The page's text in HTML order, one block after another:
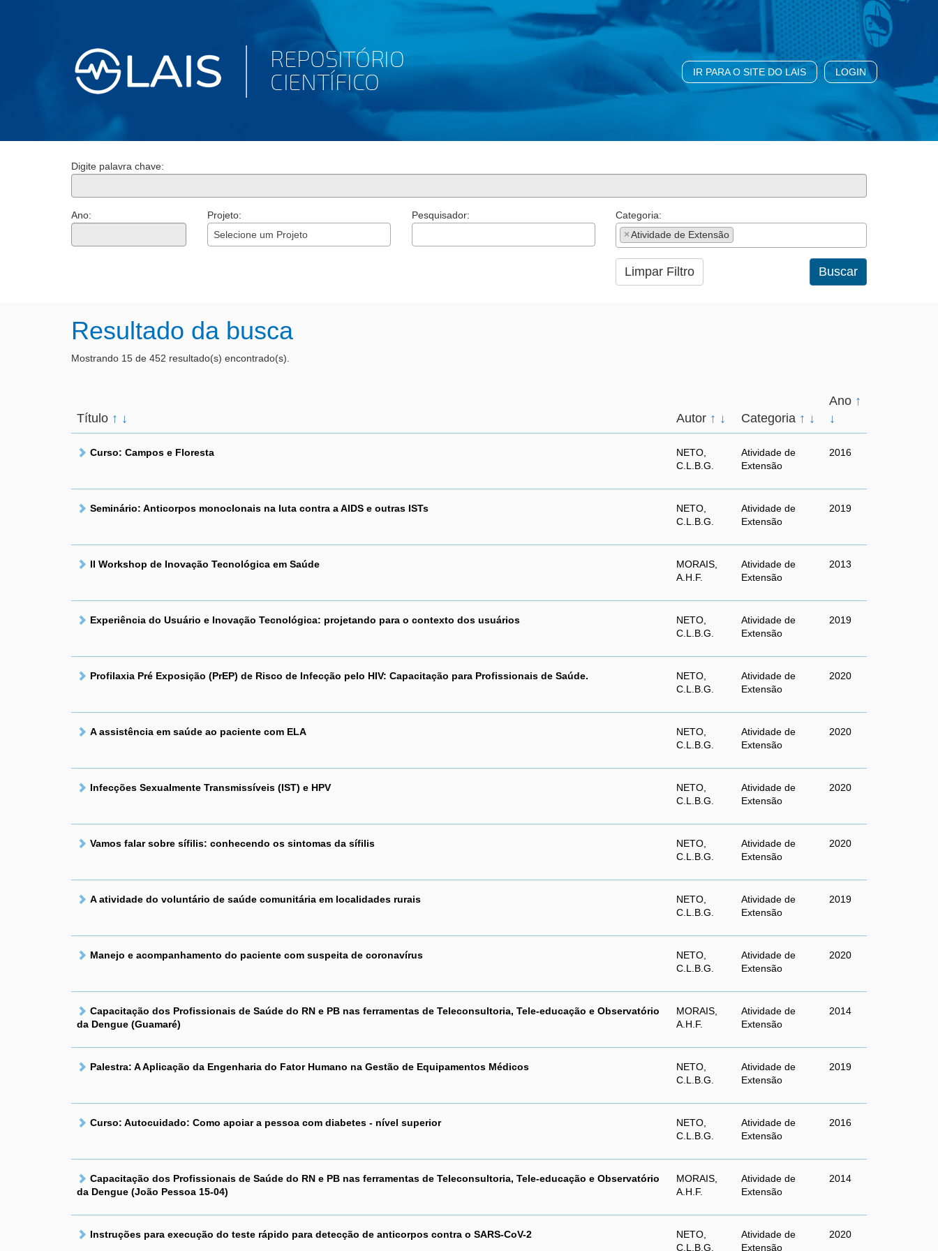
IR PARA O SITE DO LAIS LOGIN
Digite palavra chave:
Ano:
Projeto:
Selecione um Projeto
Pesquisador:
Categoria:
×Atividade de Extensão
Limpar Filtro Buscar
Resultado da busca
Mostrando 15 de 452 resultado(s) encontrado(s).
Título ↑ ↓ Autor ↑ ↓ Categoria ↑ ↓
Ano ↑
↓
Curso: Campos e Floresta
NETO,
C.L.B.G.
Atividade de
Extensão
2016
Seminário: Anticorpos monoclonais na luta contra a AIDS e outras ISTs
NETO,
C.L.B.G.
Atividade de
Extensão
2019
II Workshop de Inovação Tecnológica em Saúde
MORAIS,
A.H.F.
Atividade de
Extensão
2013
Experiência do Usuário e Inovação Tecnológica: projetando para o contexto dos usuários
NETO,
C.L.B.G.
Atividade de
Extensão
2019
Profilaxia Pré Exposição (PrEP) de Risco de Infecção pelo HIV: Capacitação para Profissionais de Saúde.
NETO,
C.L.B.G.
Atividade de
Extensão
2020
A assistência em saúde ao paciente com ELA
NETO,
C.L.B.G.
Atividade de
Extensão
2020
Infecções Sexualmente Transmissíveis (IST) e HPV
NETO,
C.L.B.G.
Atividade de
Extensão
2020
Vamos falar sobre sífilis: conhecendo os sintomas da sífilis
NETO,
C.L.B.G.
Atividade de
Extensão
2020
A atividade do voluntário de saúde comunitária em localidades rurais
NETO,
C.L.B.G.
Atividade de
Extensão
2019
Manejo e acompanhamento do paciente com suspeita de coronavírus
NETO,
C.L.B.G.
Atividade de
Extensão
2020
Capacitação dos Profissionais de Saúde do RN e PB nas ferramentas de Teleconsultoria, Tele-educação e Observatório
da Dengue (Guamaré)
MORAIS,
A.H.F.
Atividade de
Extensão
2014
Palestra: A Aplicação da Engenharia do Fator Humano na Gestão de Equipamentos Médicos
NETO,
C.L.B.G.
Atividade de
Extensão
2019
Curso: Autocuidado: Como apoiar a pessoa com diabetes - nível superior
NETO,
C.L.B.G.
Atividade de
Extensão
2016
Capacitação dos Profissionais de Saúde do RN e PB nas ferramentas de Teleconsultoria, Tele-educação e Observatório
da Dengue (João Pessoa 15-04)
MORAIS,
A.H.F.
Atividade de
Extensão
2014
Instruções para execução do teste rápido para detecção de anticorpos contra o SARS-CoV-2
NETO,
C.L.B.G.
Atividade de
Extensão
2020